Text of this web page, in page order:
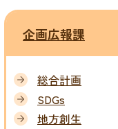
企画広報課
総合計画
SDGs
地方創生